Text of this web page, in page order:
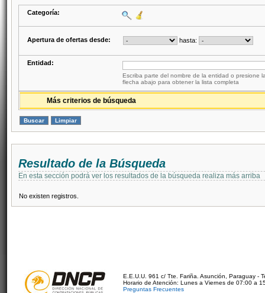
Categoría:
Apertura de ofertas desde: hasta:
Entidad:
Escriba parte del nombre de la entidad o presione
flecha abajo para obtener la lista completa
Más criterios de búsqueda
Resultado de la Búsqueda
En esta sección podrá ver los resultados de la búsqueda realiza más arriba
No existen registros.
E.E.U.U. 961 c/ Tte. Fariña. Asunción, Paraguay -
Horario de Atención: Lunes a Viernes de 07:00 a
Preguntas Frecuentes